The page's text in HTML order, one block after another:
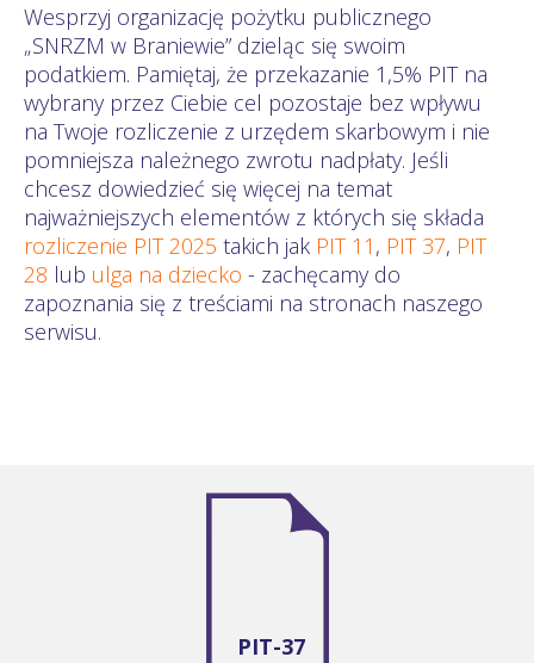
Wesprzyj organizację pożytku publicznego
„SNRZM w Braniewie” dzieląc się swoim
podatkiem. Pamiętaj, że przekazanie 1,5% PIT na
wybrany przez Ciebie cel pozostaje bez wpływu
na Twoje rozliczenie z urzędem skarbowym i nie
pomniejsza należnego zwrotu nadpłaty. Jeśli
chcesz dowiedzieć się więcej na temat
najważniejszych elementów z których się składa
rozliczenie PIT 2025 takich jak PIT 11 , PIT 37, PIT
28 lub ulga na dziecko - zachęcamy do
zapoznania się z treściami na stronach naszego
serwisu.
PIT-37